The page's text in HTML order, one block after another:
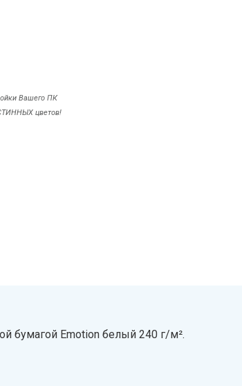
Вашего ПК
цветов!
бумагой Emotion белый 240 г/м².